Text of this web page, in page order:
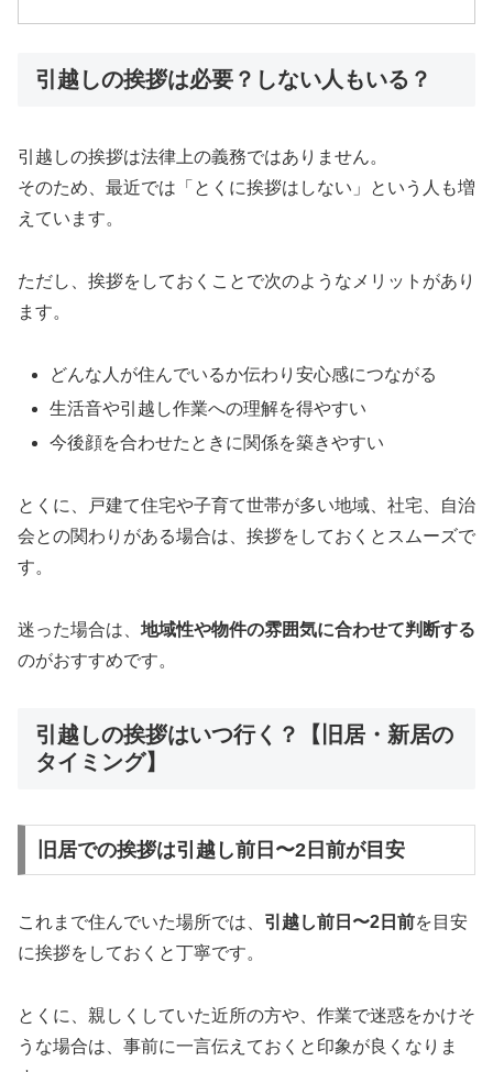
引越しの挨拶は必要？しない人もいる？
引越しの挨拶は法律上の義務ではありません。
そのため、最近では「とくに挨拶はしない」という人も増
えています。
ただし、挨拶をしておくことで次のようなメリットがあり
ます。
どんな人が住んでいるか伝わり安心感につながる
生活音や引越し作業への理解を得やすい
今後顔を合わせたときに関係を築きやすい
とくに、戸建て住宅や子育て世帯が多い地域、社宅、自治
会との関わりがある場合は、挨拶をしておくとスムーズで
す。
迷った場合は、 地域性や物件の雰囲気に合わせて判断する
のがおすすめです。
引越しの挨拶はいつ行く？【旧居・新居の
タイミング】
旧居での挨拶は引越し前日〜2日前が目安
これまで住んでいた場所では、 引越し前日〜2日前を目安
に挨拶をしておくと丁寧です。
とくに、親しくしていた近所の方や、作業で迷惑をかけそ
うな場合は、事前に一言伝えておくと印象が良くなりま